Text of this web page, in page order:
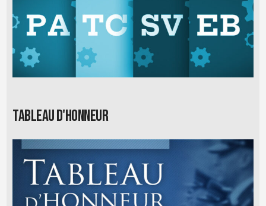
Tableau d'honneur